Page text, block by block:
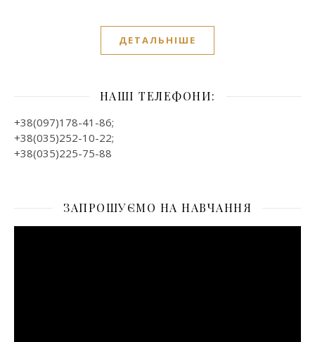
ДЕТАЛЬНІШЕ
НАШІ ТЕЛЕФОНИ:
+38(097)178-41-86;
+38(035)252-10-22;
+38(035)225-75-88
ЗАПРОШУЄМО НА НАВЧАННЯ